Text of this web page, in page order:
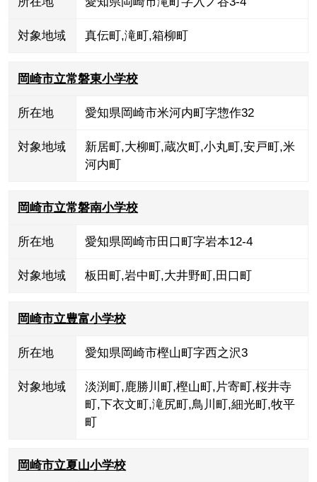
対象地域 真伝町 ,滝町 ,箱柳町
岡崎市立常磐東小学校
所在地 愛知県岡崎市米河内町字惣作32
対象地域 新居町,大柳町,蔵次町,小丸町,安戸町,米
河内町
岡崎市立常磐南小学校
所在地 愛知県岡崎市田口町字岩本12-4
対象地域 板田町,岩中町,大井野町,田口町
岡崎市立豊富小学校
所在地 愛知県岡崎市樫山町字西之沢3
対象地域 淡渕町,鹿勝川町,樫山町,片寄町,桜井寺
町,下衣文町,滝尻町,鳥川町,細光町,牧平
町
岡崎市立夏山小学校